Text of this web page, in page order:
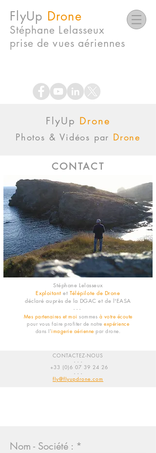
FlyUp Drone
Stéphane Lelasseux
prise de vues aériennes
FlyUp Drone
Photos & Vidéos par Drone
CONTACT
Stéphane Lelasseux
Exploitantet Télépilote de Drone
déclaré auprès de la DGAC et de l'EASA
- - -
Mes partenaires et moi sommes à votre écoute
pour vous faire profiter de notre expérience
dansl'imagerie aérienne par drone.
CONTACTEZ-NOUS
- - -
+33 (0)6 07 39 24 26
- - -
fly@flyupdrone.com
Nom - Société :